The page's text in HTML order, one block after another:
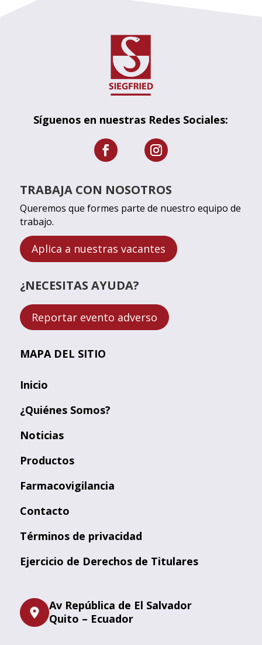
Síguenos en nuestras Redes Sociales:
TRABAJA CON NOSOTROS
Queremos que formes parte de nuestro equipo de
trabajo.
Aplica a nuestras vacantes
¿NECESITAS AYUDA?
Reportar evento adverso
MAPA DEL SITIO
Inicio
¿Quiénes Somos?
Noticias
Productos
Farmacovigilancia
Contacto
Términos de privacidad
Ejercicio de Derechos de Titulares
Av República de El Salvador
Quito – Ecuador